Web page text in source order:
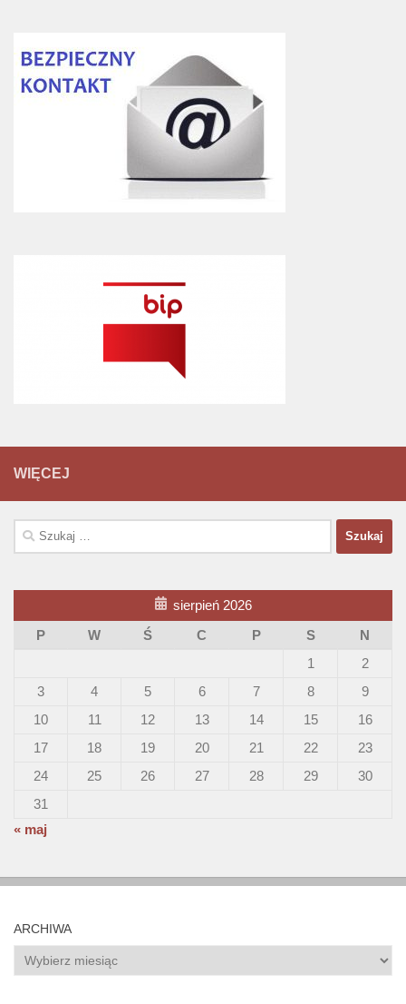
WIĘCEJ
Szukaj:
sierpień 2026
P
W Ś C P S
N
1
2
3
4 5 6 7 8
9
10
11 12 13 14 15
16
17
18 19 20 21 22
23
24
25 26 27 28 29
30
31
« maj
ARCHIWA
Archiwa